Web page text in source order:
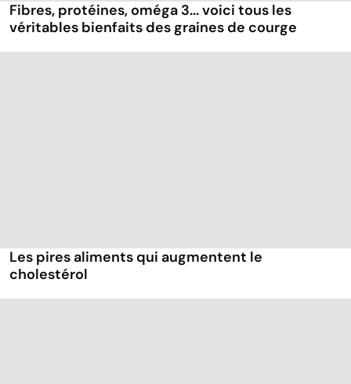
Fibres, protéines, oméga 3... voici tous les
véritables bienfaits des graines de courge
Les pires aliments qui augmentent le
cholestérol